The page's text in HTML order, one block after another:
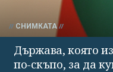
СНИМКАТА
Държава, която
по-скъпо, за да